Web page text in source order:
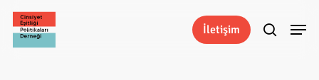
Skip
main
İletişim search
Menu